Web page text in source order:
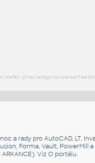
SfB:327 (950×120×1985)
stafáž výkres kategorie kolekce free
a rady pro AutoCAD, LT,
Forma, Vault, PowerMill
VizO portálu.